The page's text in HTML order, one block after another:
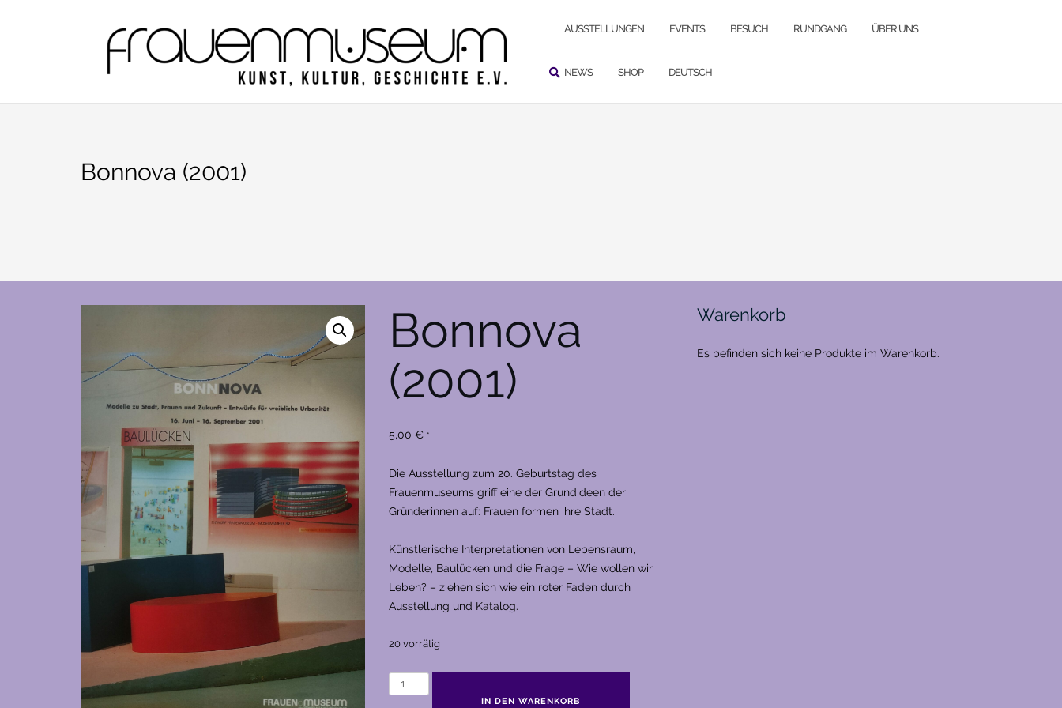
AUSSTELLUNGEN EVENTS BESUCH RUNDGANG ÜBER UNS
NEWS SHOP DEUTSCH
Bonnova (2001)
Bonnova
(2001)
5,00 € *
Die Ausstellung zum 20. Geburtstag des
Frauenmuseums griff eine der Grundideen der
Gründerinnen auf: Frauen formen ihre Stadt.
Künstlerische Interpretationen von Lebensraum,
Modelle, Baulücken und die Frage – Wie wollen wir
Leben? – ziehen sich wie ein roter Faden durch
Ausstellung und Katalog.
20 vorrätig
Bonnova
IN DEN WARENKORB
Warenkorb
Es befinden sich keine Produkte im Warenkorb.